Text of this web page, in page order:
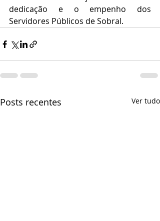
dedicação e o empenho dos
Servidores Públicos de Sobral.
Posts recentes Ver tudo